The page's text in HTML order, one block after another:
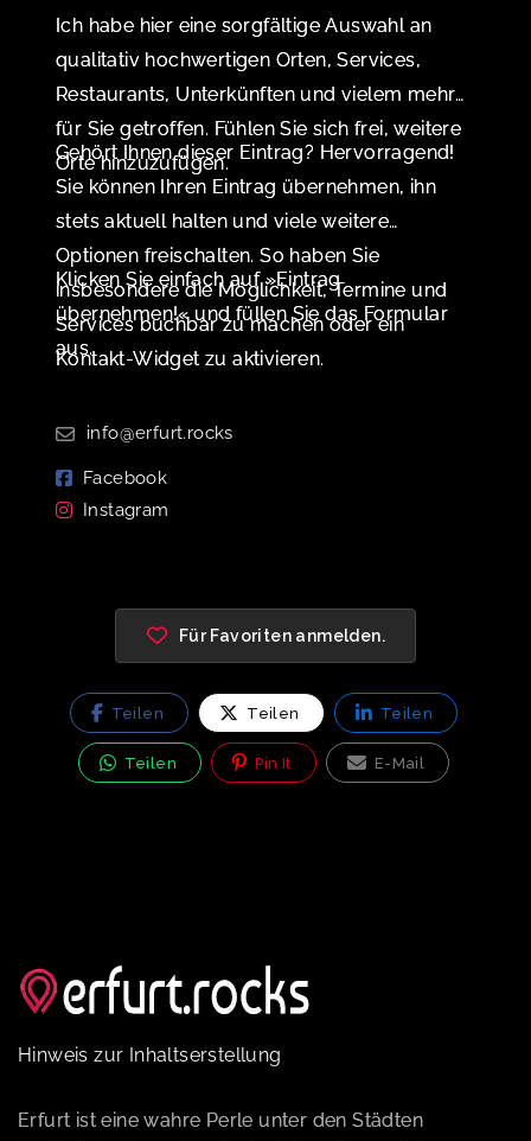
Ich habe hier eine sorgfältige Auswahl an
qualitativ hochwertigen Orten, Services,
Restaurants, Unterkünften und vielem mehr
für Sie getroffen. Fühlen Sie sich frei, weitere
Orte hinzuzufügen.
Gehört Ihnen dieser Eintrag? Hervorragend!
Sie können Ihren Eintrag übernehmen, ihn
stets aktuell halten und viele weitere
Optionen freischalten. So haben Sie
insbesondere die Möglichkeit, Termine und
Services buchbar zu machen oder ein
Kontakt-Widget zu aktivieren.
Klicken Sie einfach auf »Eintrag
übernehmen!« und füllen Sie das Formular
aus.
info@erfurt.rocks
Facebook
Instagram
Für Favoriten anmelden.
Teilen Teilen Teilen
Teilen Pin It E-Mail
Hinweis zur Inhaltserstellung
Erfurt ist eine wahre Perle unter den Städten